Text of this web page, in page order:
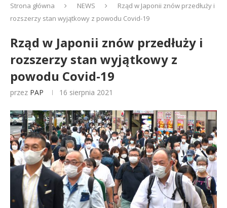
Strona główna NEWS
Rząd w Japonii znów przedłuży i
rozszerzy stan wyjątkowy z powodu Covid-19
Rząd w Japonii znów przedłuży i
rozszerzy stan wyjątkowy z
powodu Covid-19
przez PAP 16 sierpnia 2021